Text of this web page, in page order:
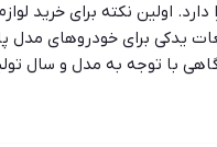
اولین نکته برای خرید
برای خودروهای مدل
با توجه به مدل و سال
کامل‌ترین و به‌روزترین
شما خریدار قطعات خودرو